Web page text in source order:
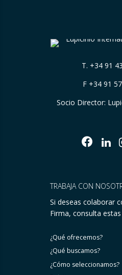
T. +34 91
F +34 91
Socio Director:
TRABAJA CON
Si deseas colaborar
Firma, consulta
¿Qué ofrecemos?
¿Qué buscamos?
¿Cómo seleccionamos?